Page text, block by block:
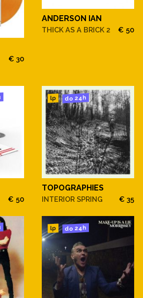
€ 30
ANDERSON IAN
THICK AS A BRICK 2 € 50
€ 50
lp do 24h
TOPOGRAPHIES
INTERIOR SPRING € 35
lp do 24h